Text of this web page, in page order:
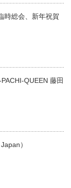
時総会、新年祝賀
QUEEN 藤⽥
）